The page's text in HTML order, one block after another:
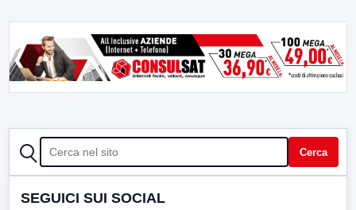
CERCA Cerca
SEGUICI SUI SOCIAL